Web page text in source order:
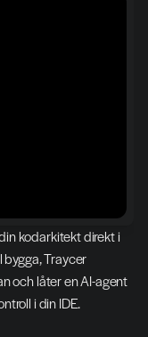
kodarkitekt direkt i
Traycer
och låter en AI-agent
i din IDE.